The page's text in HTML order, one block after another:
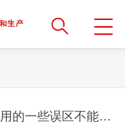
很多人都错误使用口罩，口罩使用的一些误区不能踩雷！